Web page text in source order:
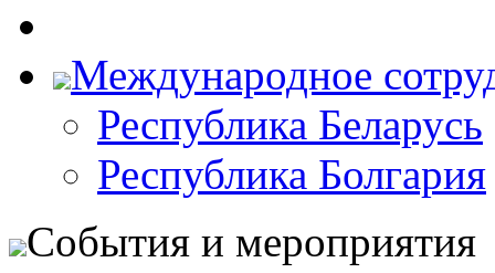
Международное
Республика Беларусь
Республика Болгария
События и мероприятия